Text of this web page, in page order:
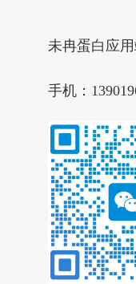
未冉蛋白应
手机：